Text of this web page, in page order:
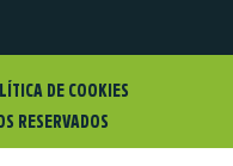
RESERVADOS
DE COOKIES